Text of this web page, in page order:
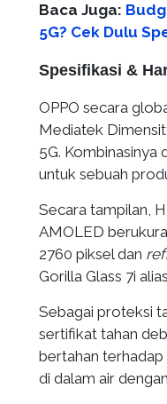
Baca Juga:
5G? Cek Dulu
Spesifikasi &
OPPO secara
Mediatek
5G. Kombinasinya
untuk sebuah
Secara tampilan,
AMOLED
2760 piksel dan
Gorilla Glass 7i
Sebagai proteksi
sertifikat tahan
bertahan
di dalam air